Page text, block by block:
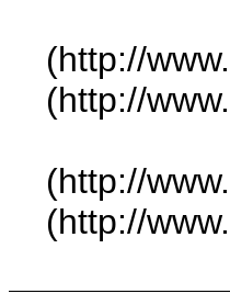
(http://
(http://
(http://
(http://